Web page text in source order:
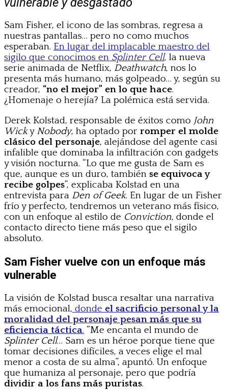
Sam Fisher, el icono de las sombras, regresa a
nuestras pantallas… pero no como muchos
esperaban. En lugar del implacable maestro del
sigilo que conocimos en Splinter Cell, la nueva
serie animada de Netflix, Deathwatch, nos lo
presenta más humano, más golpeado… y, según su
creador, “no el mejor” en lo que hace.
¿Homenaje o herejía? La polémica está servida.
Derek Kolstad, responsable de éxitos como John
Wicky Nobody, ha optado por romper el molde
clásico del personaje, alejándose del agente casi
infalible que dominaba la infiltración con gadgets
y visión nocturna. “Lo que me gusta de Sam es
que, aunque es un duro, también se equivoca y
recibe golpes”, explicaba Kolstad en una
entrevista para Den of Geek. En lugar de un Fisher
frío y perfecto, tendremos un veterano más físico,
con un enfoque al estilo de Conviction, donde el
contacto directo tiene más peso que el sigilo
absoluto.
Sam Fisher vuelve con un enfoque más
vulnerable
La visión de Kolstad busca resaltar una narrativa
más emocional, donde el sacrificio personal y la
moralidad del personaje pesan más que su
eficiencia táctica. “Me encanta el mundo de
Splinter Cell… Sam es un héroe porque tiene que
tomar decisiones difíciles, a veces elige el mal
menor a costa de su alma”, apuntó. Un enfoque
que humaniza al personaje, pero que podría
dividir a los fans más puristas.